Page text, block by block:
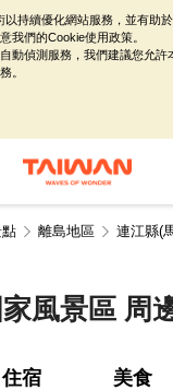
離島地區 連江縣(
風景區 周
住宿 美食
持續優化網站服務，並有助
我們的Cookie使用政策。
動偵測服務，我們建議您允許
。